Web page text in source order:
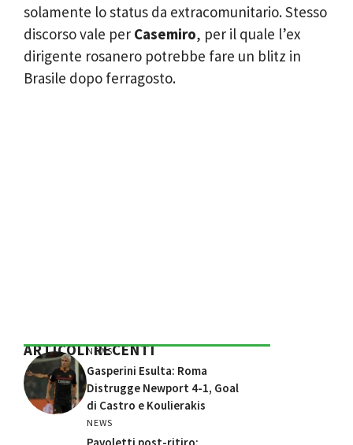
solamente lo status da extracomunitario. Stesso
discorso vale per Casemiro, per il quale l’ex
dirigente rosanero potrebbe fare un blitz in
Brasile dopo ferragosto.
ARTICOLI RECENTI
NEWS
Gasperini Esulta: Roma
Distrugge Newport 4-1, Goal
di Castro e Koulierakis
NEWS